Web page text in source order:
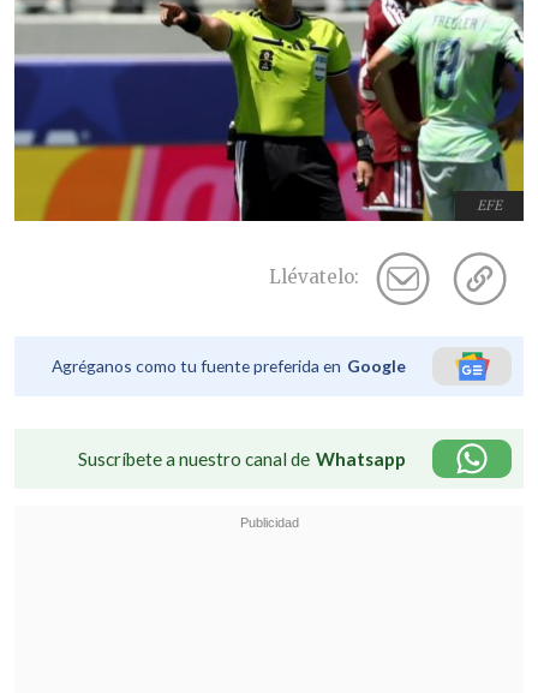
EFE
Llévatelo:
Agréganos como tu fuente preferida en Google
Suscríbete a nuestro canal de Whatsapp